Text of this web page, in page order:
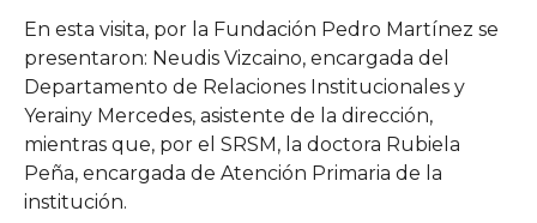
En esta visita, por la Fundación Pedro Martínez se
presentaron: Neudis Vizcaino, encargada del
Departamento de Relaciones Institucionales y
Yerainy Mercedes, asistente de la dirección,
mientras que, por el SRSM, la doctora Rubiela
Peña, encargada de Atención Primaria de la
institución.